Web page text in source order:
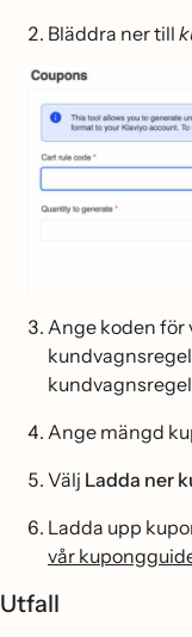
Bläddra ner till
Ange koden för
Ange mängd
Välj Ladda ner
Ladda upp
vår
Utfall